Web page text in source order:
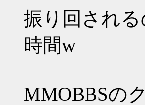
振り回され
時間w
MMOBBSの